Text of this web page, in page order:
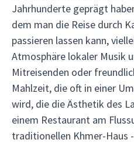
Jahrhunderte geprägt
dem man die Reise durch
passieren lassen kann,
Atmosphäre lokaler Musik
Mitreisenden oder
Mahlzeit, die oft in einer
wird, die die Ästhetik des
einem Restaurant am
traditionellen Khmer-Haus